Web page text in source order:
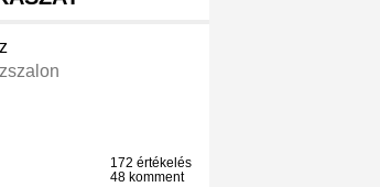
172 értékelés
48 komment